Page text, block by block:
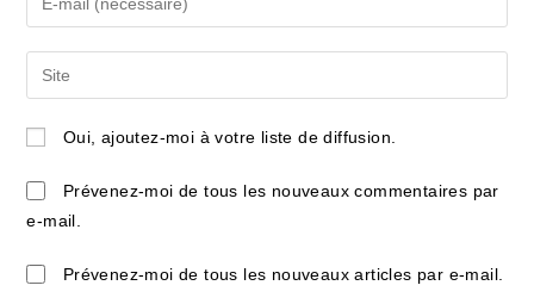
comment
your
email
address
comment
l’URL
de
site
(facultatif)
Oui, ajoutez-moi à votre liste de diffusion.
Prévenez-moi de tous les nouveaux commentaires par
e-mail.
Prévenez-moi de tous les nouveaux articles par e-mail.